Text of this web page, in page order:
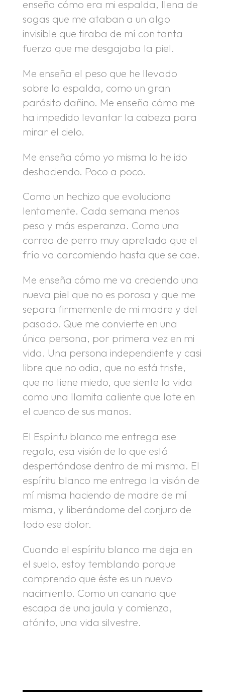
enseña cómo era mi espalda, llena de
sogas que me ataban a un algo
invisible que tiraba de mí con tanta
fuerza que me desgajaba la piel.
Me enseña el peso que he llevado
sobre la espalda, como un gran
parásito dañino. Me enseña cómo me
ha impedido levantar la cabeza para
mirar el cielo.
Me enseña cómo yo misma lo he ido
deshaciendo. Poco a poco.
Como un hechizo que evoluciona
lentamente. Cada semana menos
peso y más esperanza. Como una
correa de perro muy apretada que el
frío va carcomiendo hasta que se cae.
Me enseña cómo me va creciendo una
nueva piel que no es porosa y que me
separa firmemente de mi madre y del
pasado. Que me convierte en una
única persona, por primera vez en mi
vida. Una persona independiente y casi
libre que no odia, que no está triste,
que no tiene miedo, que siente la vida
como una llamita caliente que late en
el cuenco de sus manos.
El Espíritu blanco me entrega ese
regalo, esa visión de lo que está
despertándose dentro de mí misma. El
espíritu blanco me entrega la visión de
mí misma haciendo de madre de mí
misma, y liberándome del conjuro de
todo ese dolor.
Cuando el espíritu blanco me deja en
el suelo, estoy temblando porque
comprendo que éste es un nuevo
nacimiento. Como un canario que
escapa de una jaula y comienza,
atónito, una vida silvestre.